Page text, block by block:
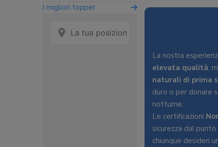
La nostra
elevata qualità,
naturali di prima
duro o per donare
notturne.
Le certificazioni
sicurezza dal
chiunque desideri
I migliori topper